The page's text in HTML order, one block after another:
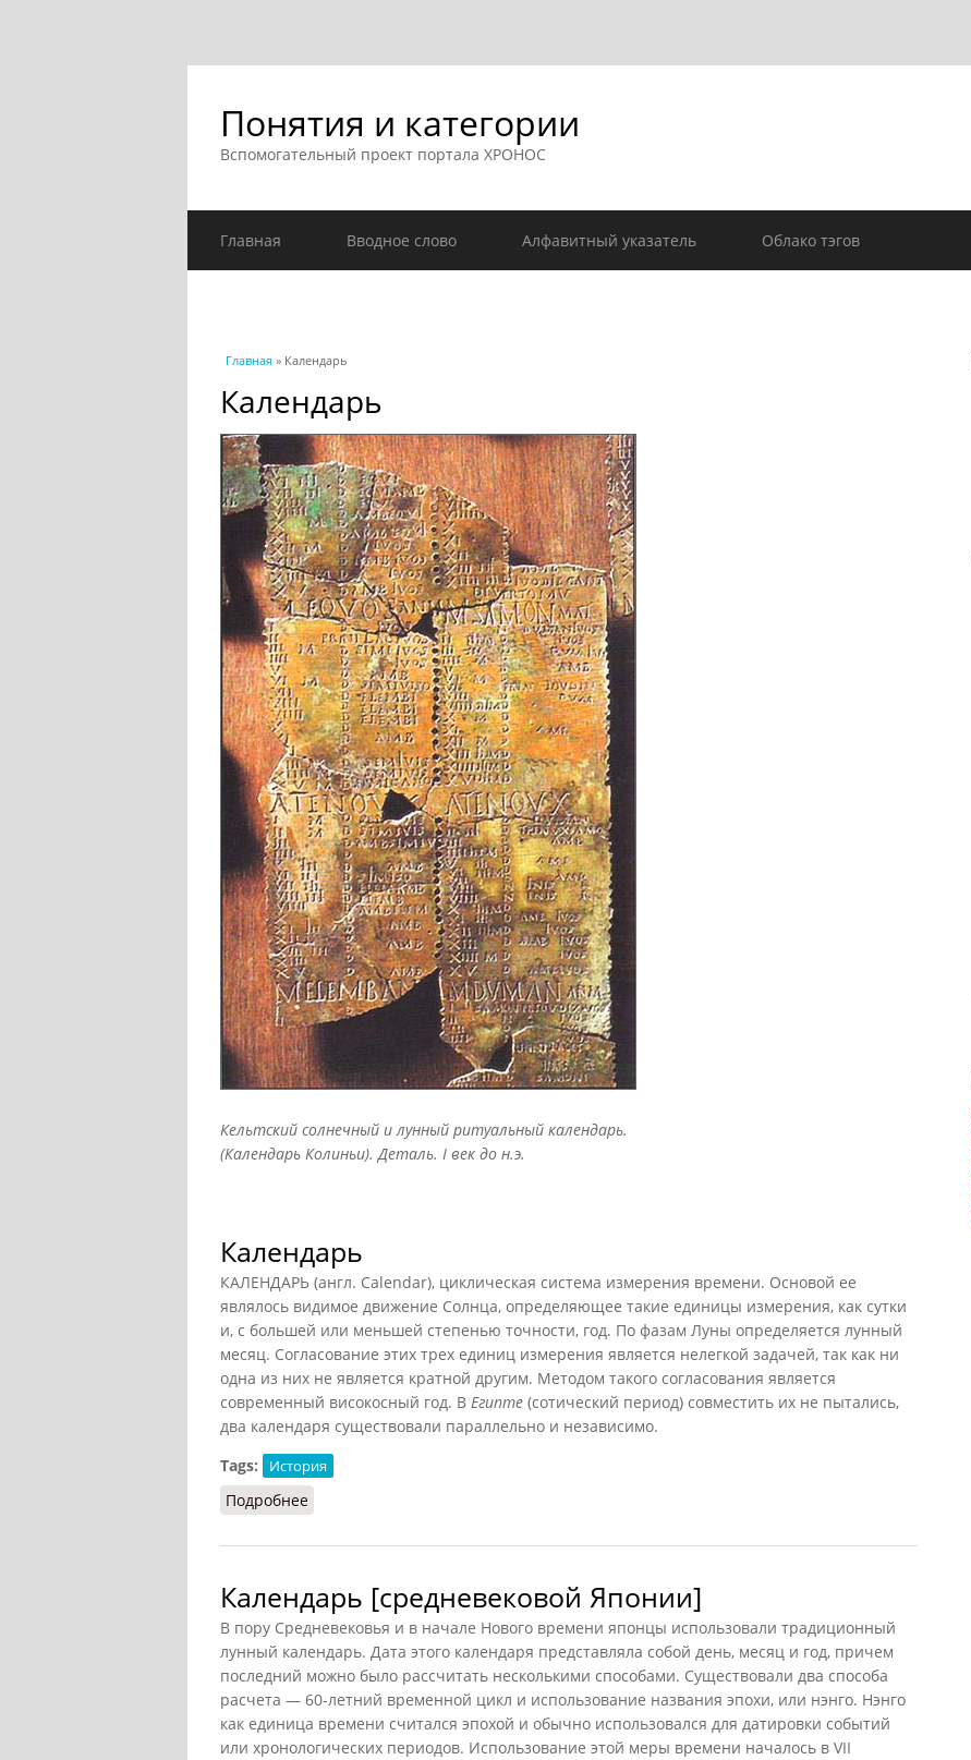
Понятия и категории
Вспомогательный проект портала ХРОНОС
Главная Вводное слово Алфавитный указатель Облако тэгов
Вы здесь
Главная » Календарь
Календарь
Кельтский солнечный и лунный ритуальный календарь.
(Календарь Колиньи). Деталь. I век до н.э.
Календарь
КАЛЕНДАРЬ (англ. Calendar), циклическая система измерения времени. Основой ее
являлось видимое движение Солнца, определяющее такие единицы измерения, как сутки
и, с большей или меньшей степенью точности, год. По фазам Луны определяется лунный
месяц. Согласование этих трех единиц измерения является нелегкой задачей, так как ни
одна из них не является кратной другим. Методом такого согласования является
современный високосный год. В Египте (сотический период) совместить их не пытались,
два календаря существовали параллельно и независимо.
Tags:
История
Подробнее
Календарь [средневековой Японии]
В пору Средневековья и в начале Нового времени японцы использовали традиционный
лунный календарь. Дата этого календаря представляла собой день, месяц и год, причем
последний можно было рассчитать несколькими способами. Существовали два способа
расчета — 60-летний временной цикл и использование названия эпохи, или нэнго. Нэнго
как единица времени считался эпохой и обычно использовался для датировки событий
или хронологических периодов. Использование этой меры времени началось в VII